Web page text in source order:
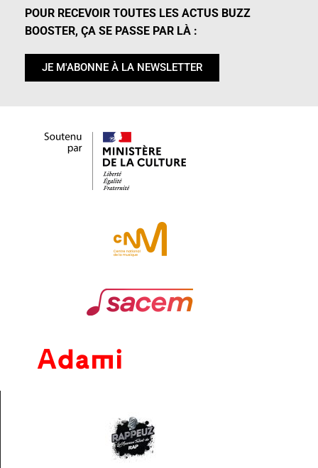
POUR RECEVOIR TOUTES LES ACTUS BUZZ
BOOSTER, ÇA SE PASSE PAR LÀ :
JE M'ABONNE À LA NEWSLETTER